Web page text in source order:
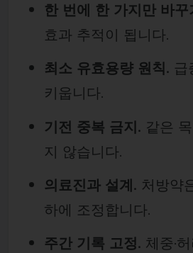
한 번에 한 가지만 바꾸
효과 추적이 됩니다.
최소 유효용량 원칙. 급
키웁니다.
기전 중복 금지. 같은
지 않습니다.
의료진과 설계. 처방약
하에 조정합니다.
주간 기록 고정. 체중·